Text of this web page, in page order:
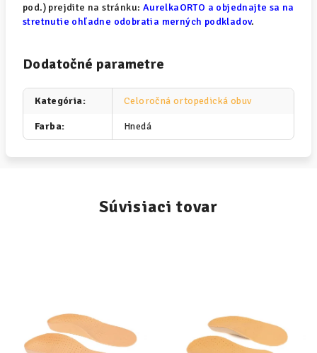
pod.) prejdite na stránku: AurelkaORTO a objednajte sa na
stretnutie ohľadne odobratia merných podkladov.
Dodatočné parametre
Kategória: Celoročná ortopedická obuv
Farba: Hnedá
Súvisiaci tovar